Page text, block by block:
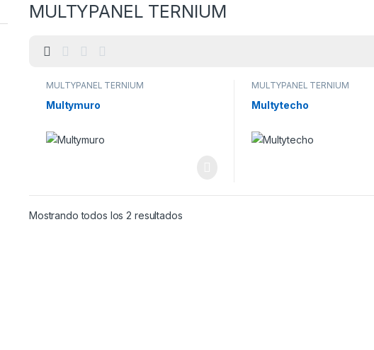
MULTYPANEL TERNIUM
MULTYPANEL TERNIUM
Multymuro
MULTYPANEL TERNIUM
Multytecho
Mostrando todos los 2 resultados